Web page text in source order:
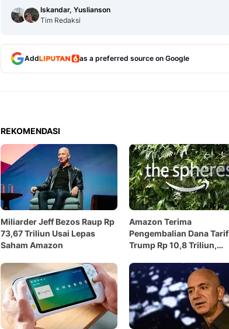
Iskandar, Yuslianson
Tim Redaksi
Add as a preferred source on Google
REKOMENDASI
Miliarder Jeff Bezos Raup Rp
73,67 Triliun Usai Lepas
Saham Amazon
Amazon Terima
Pengembalian Dana Tarif
Trump Rp 10,8 Triliun,